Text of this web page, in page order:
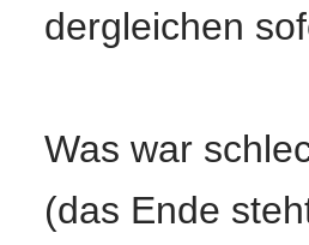
dergleichen
Was war
(das Ende